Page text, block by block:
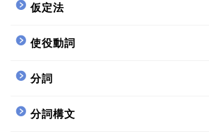
仮定法
使役動詞
分詞
分詞構文